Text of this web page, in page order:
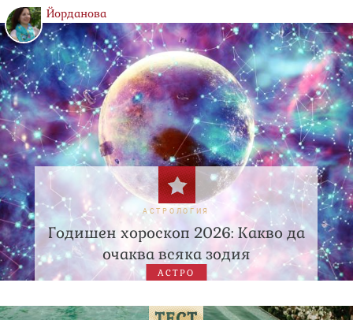
Йорданова
АСТРОЛОГИЯ
Годишен хороскоп 2026: Какво да
очаква всяка зодия
АСТРО